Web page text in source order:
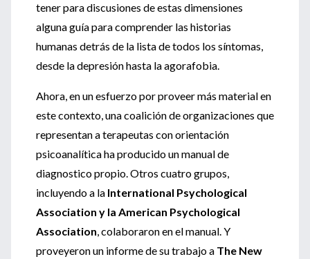
tener para discusiones de estas dimensiones
alguna guía para comprender las historias
humanas detrás de la lista de todos los síntomas,
desde la depresión hasta la agorafobia.
Ahora, en un esfuerzo por proveer más material en
este contexto, una coalición de organizaciones que
representan a terapeutas con orientación
psicoanalítica ha producido un manual de
diagnostico propio. Otros cuatro grupos,
incluyendo a la International Psychological
Association y la American Psychological
Association, colaboraron en el manual. Y
proveyeron un informe de su trabajo a The New